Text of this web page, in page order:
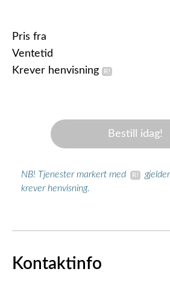
Pris fra
Ventetid
Krever henvisning
Bestill idag!
NB! Tjenester markert med
krever henvisning.
Kontaktinfo